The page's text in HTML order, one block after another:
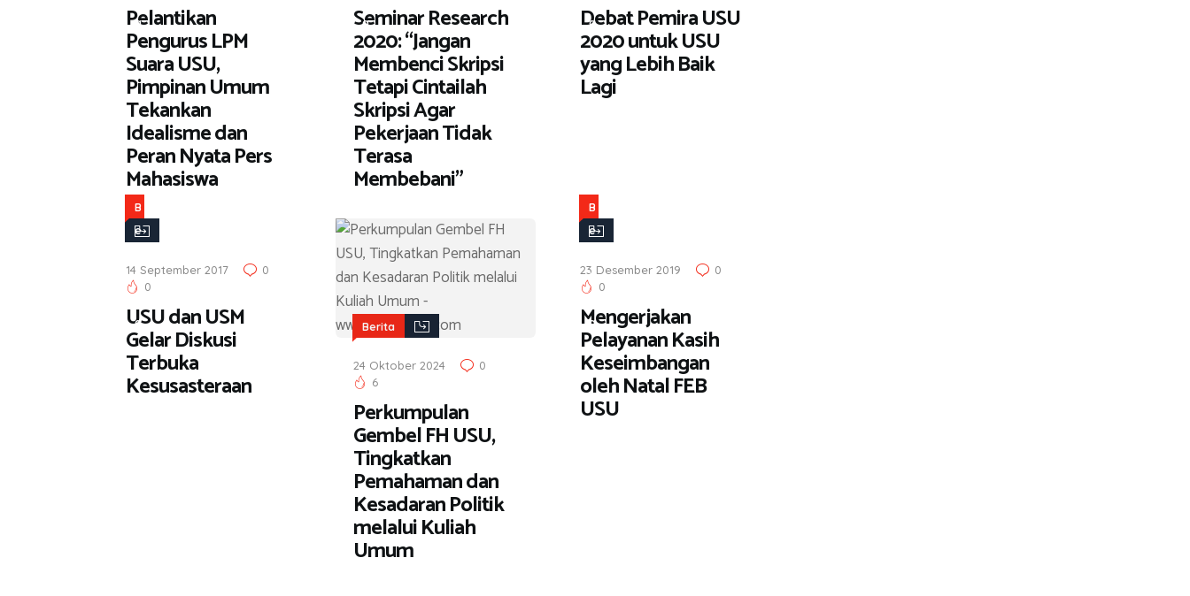
a
Pelantikan
Pengurus LPM
Suara USU,
Pimpinan Umum
Tekankan
Idealisme dan
Peran Nyata Pers
Mahasiswa
a
Seminar Research
2020: “Jangan
Membenci Skripsi
Tetapi Cintailah
Skripsi Agar
Pekerjaan Tidak
Terasa
Membebani”
a
Debat Pemira USU
2020 untuk USU
yang Lebih Baik
Lagi
B
e
i
a
14 September 2017
0
0
USU dan USM
Gelar Diskusi
Terbuka
Kesusasteraan
Berita
24 Oktober 2024
0
6
Perkumpulan
Gembel FH USU,
Tingkatkan
Pemahaman dan
Kesadaran Politik
melalui Kuliah
Umum
B
e
i
a
23 Desember 2019
0
0
Mengerjakan
Pelayanan Kasih
Keseimbangan
oleh Natal FEB
USU